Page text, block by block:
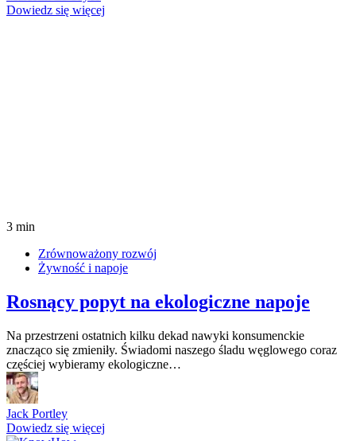
Dowiedz się więcej
3 min
Zrównoważony rozwój
Żywność i napoje
Rosnący popyt na ekologiczne napoje
Na przestrzeni ostatnich kilku dekad nawyki konsumenckie
znacząco się zmieniły. Świadomi naszego śladu węglowego coraz
częściej wybieramy ekologiczne…
Jack Portley
Dowiedz się więcej